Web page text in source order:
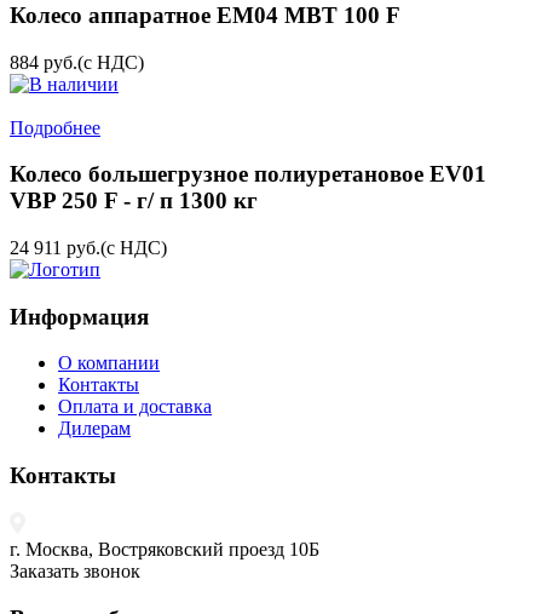
Колесо аппаратное EM04 MBT 100 F
884 руб.(с НДС)
Подробнее
Колесо большегрузное полиуретановое EV01
VBP 250 F - г/ п 1300 кг
24 911 руб.(с НДС)
Информация
О компании
Контакты
Оплата и доставка
Дилерам
Контакты
г. Москва, Востряковский проезд 10Б
Заказать звонок